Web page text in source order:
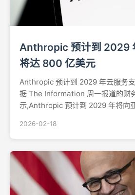
Anthropic 预计到 2029
将达 800 亿美元
Anthropic 预计到 2029 年云服务
据 The Information 周一报道的财
示,Anthropic 预计到 2029 年将向
Claude AI 系统。这一预测支出凸显
2026-02-18